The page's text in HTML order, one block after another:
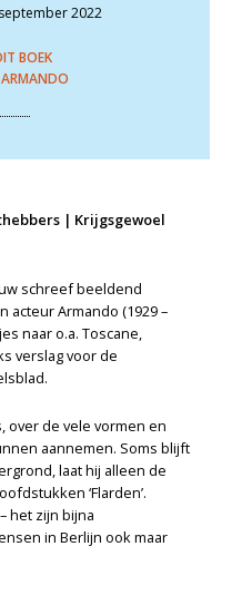
2022
BOEK
ARMANDO
| Krijgsgewoel
schreef beeldend
acteur Armando (1929 –
naar o.a. Toscane,
verslag voor de
over de vele vormen en
aannemen. Soms blijft
laat hij alleen de
‘Flarden’.
het zijn bijna
in Berlijn ook maar